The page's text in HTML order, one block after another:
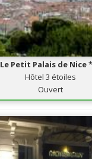
Le Petit Palais de Nice
Hôtel 3 étoiles
Ouvert